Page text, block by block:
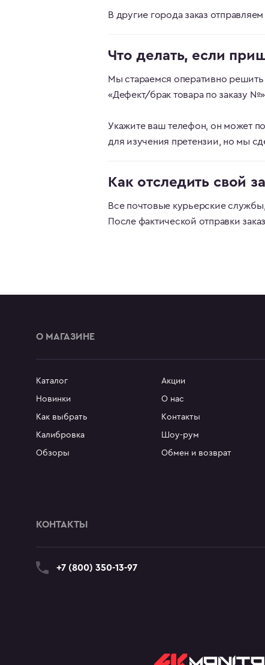
В другие города заказ
Что делать, если
Мы стараемся оперативно
«Дефект/брак товара по заказу
Укажите ваш телефон, он может
для изучения претензии, но мы
Как отследить свой
Все почтовые курьерские
После фактической отправки
О МАГАЗИНЕ
Каталог
Новинки
Как выбрать
Калибровка
Обзоры
Акции
О нас
Контакты
Шоу-рум
Обмен и возврат
КОНТАКТЫ
+7 (800) 350-13-97